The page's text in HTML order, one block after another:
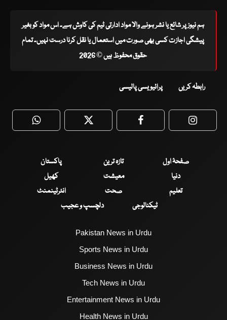
ہم نیوز پر شائع یا نشر ہونے والا مواد ادارتی ٹیم کی کاوش ہے۔ اس مواد کو بغیر
پیشگی اجازت کسی بھی صورت میں استعمال یا نقل کرنا درست نہیں۔ تمام
حقوق محفوظ ہیں © 2026
رابطہ کریں پرائیویسی پالیسی
WhatsApp Twitter Facebook
صفحۂ اول تازہ ترین
پاکستان
دنیا
معیشت
کھیل
تعلیم
صحت
انٹرٹینمنٹ
ٹیکنالوجی
دلچسپ و عجیب
Pakistan News in Urdu
Sports News in Urdu
Business News in Urdu
Tech News in Urdu
Entertainment News in Urdu
Health News in Urdu